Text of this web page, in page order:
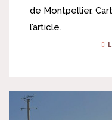
de Montpellier.
l’article.